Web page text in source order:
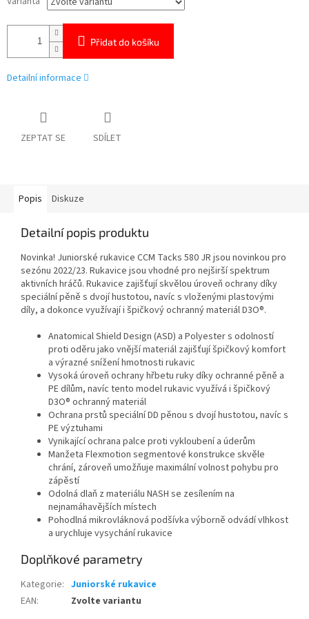
Přidat do košíku
Detailní informace
ZEPTAT SE SDÍLET
Popis Diskuze
Detailní popis produktu
Novinka! Juniorské rukavice CCM Tacks 580 JR jsou novinkou pro
sezónu 2022/23. Rukavice jsou vhodné pro nejširší spektrum
aktivních hráčů. Rukavice zajišťují skvělou úroveň ochrany díky
speciální pěně s dvojí hustotou, navíc s vloženými plastovými
díly, a dokonce využívají i špičkový ochranný materiál D3O®.
Anatomical Shield Design (ASD) a Polyester s odolností
proti oděru jako vnější materiál zajišťují špičkový komfort
a výrazné snížení hmotnosti rukavic
Vysoká úroveň ochrany hřbetu ruky díky ochranné pěně a
PE dílům, navíc tento model rukavic využívá i špičkový
D3O® ochranný materiál
Ochrana prstů speciální DD pěnou s dvojí hustotou, navíc s
PE výztuhami
Vynikající ochrana palce proti vykloubení a úderům
Manžeta Flexmotion segmentové konstrukce skvěle
chrání, zároveň umožňuje maximální volnost pohybu pro
zápěstí
Odolná dlaň z materiálu NASH se zesílením na
nejnamáhavějších místech
Pohodlná mikrovláknová podšívka výborně odvádí vlhkost
a urychluje vysychání rukavice
Doplňkové parametry
Kategorie: Juniorské rukavice
EAN: Zvolte variantu